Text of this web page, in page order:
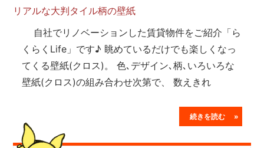
リアルな大判タイル柄の壁紙
自社でリノベーションした賃貸物件をご紹介「ら
くらくLife」です♪ 眺めているだけでも楽しくなっ
てくる壁紙(クロス)。 色､デザイン､柄､いろいろな
壁紙(クロス)の組み合わせ次第で、 数えきれ
続きを読む »